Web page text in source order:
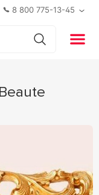
8 800 775-13-45